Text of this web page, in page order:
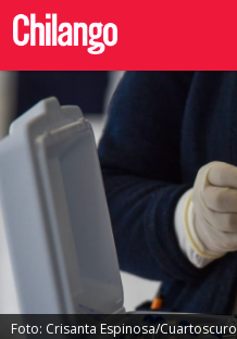
Foto: Crisanta Espinosa/Cuartoscuro